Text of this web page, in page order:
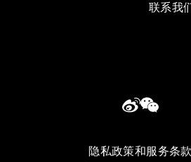
联系我
隐私政策和服务条款